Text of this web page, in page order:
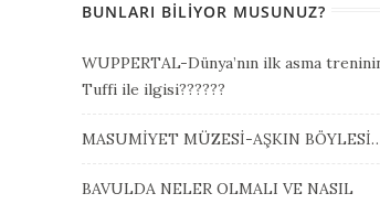
BUNLARI BILIYOR MUSUNUZ?
WUPPERTAL-Dünya’nın ilk asma
Tuffi ile ilgisi??????
MASUMİYET MÜZESİ-AŞKIN
BAVULDA NELER OLMALI VE NASIL